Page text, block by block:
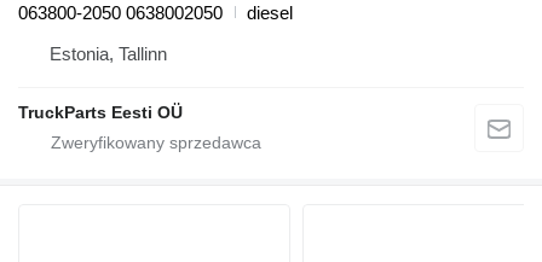
063800-2050 0638002050
diesel
Estonia, Tallinn
TruckParts Eesti OÜ